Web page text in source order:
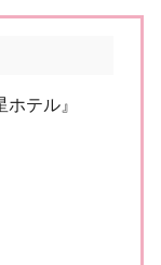
テル』